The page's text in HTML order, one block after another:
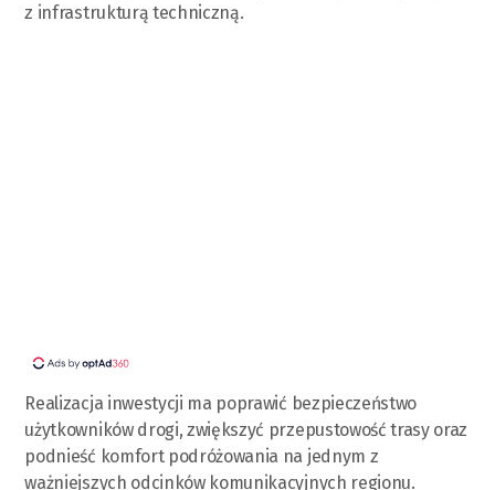
z infrastrukturą techniczną.
Realizacja inwestycji ma poprawić bezpieczeństwo
użytkowników drogi, zwiększyć przepustowość trasy oraz
podnieść komfort podróżowania na jednym z
ważniejszych odcinków komunikacyjnych regionu.